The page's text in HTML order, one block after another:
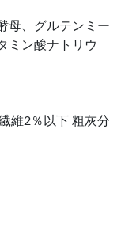
母、グルテンミー
ミン酸ナトリウ
維2％以下 粗灰分